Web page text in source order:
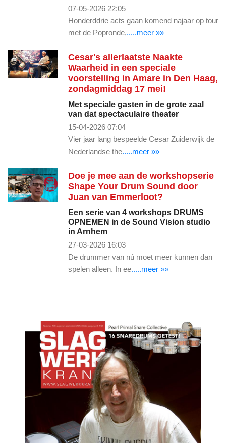
07-05-2026 22:05
Honderddrie acts gaan komend najaar op tour
met de Popronde,.....meer »»
Cesar's allerlaatste Naakte
Waarheid in een speciale
voorstelling in Amare in Den Haag,
zondagmiddag 17 mei!
Met speciale gasten in de grote zaal
van dat spectaculaire theater
15-04-2026 07:04
Vier jaar lang bespeelde Cesar Zuiderwijk de
Nederlandse the.....meer »»
Doe je mee aan de workshopserie
Shape Your Drum Sound door
Juan van Emmerloot?
Een serie van 4 workshops DRUMS
OPNEMEN in de Sound Vision studio
in Arnhem
27-03-2026 16:03
De drummer van nú moet meer kunnen dan
spelen alleen. In ee.....meer »»